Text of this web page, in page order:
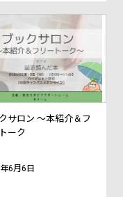
サロン ～本紹介＆フ
ーク
6月6日